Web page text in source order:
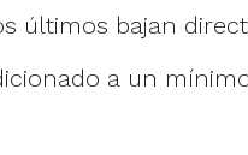
últimos bajan
a un